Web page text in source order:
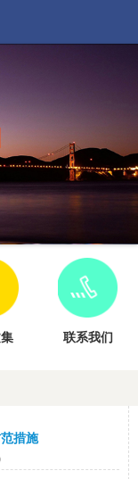
联系我们
措施